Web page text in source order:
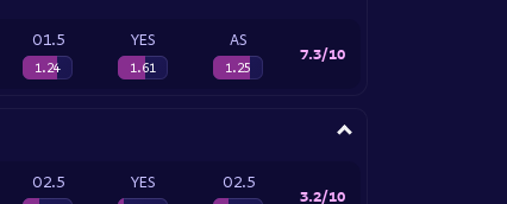
O1.5
1.24
YES
1.61
AS
1.25
7.3/10
O2.5 YES O2.5
3.2/10